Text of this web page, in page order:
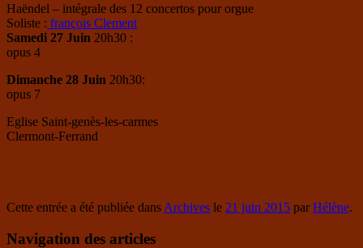
Haëndel – intégrale des 12 concertos pour orgue
Soliste : françois Clement
Samedi 27 Juin 20h30 :
opus 4
Dimanche 28 Juin 20h30:
opus 7
Eglise Saint-genès-les-carmes
Clermont-Ferrand
Cette entrée a été publiée dans Archives le 21 juin 2015 par Hélène.
Navigation des articles